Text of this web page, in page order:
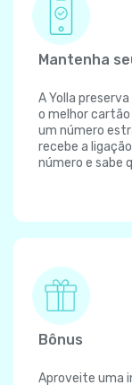
Mantenha
A Yolla
o melhor
um número
recebe a
número e sabe
Bônus
Aproveite uma